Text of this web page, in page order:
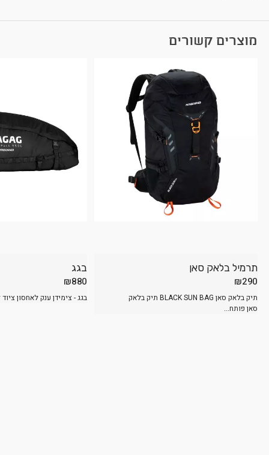
מוצרים קשורים
תרמיל בלאק סאן
₪290
תיק בלאק סאן BLACK SUN BAG תיק בלאק
סאן פותח...
בגג
₪880
בגג - צימידן ענק לאחסון